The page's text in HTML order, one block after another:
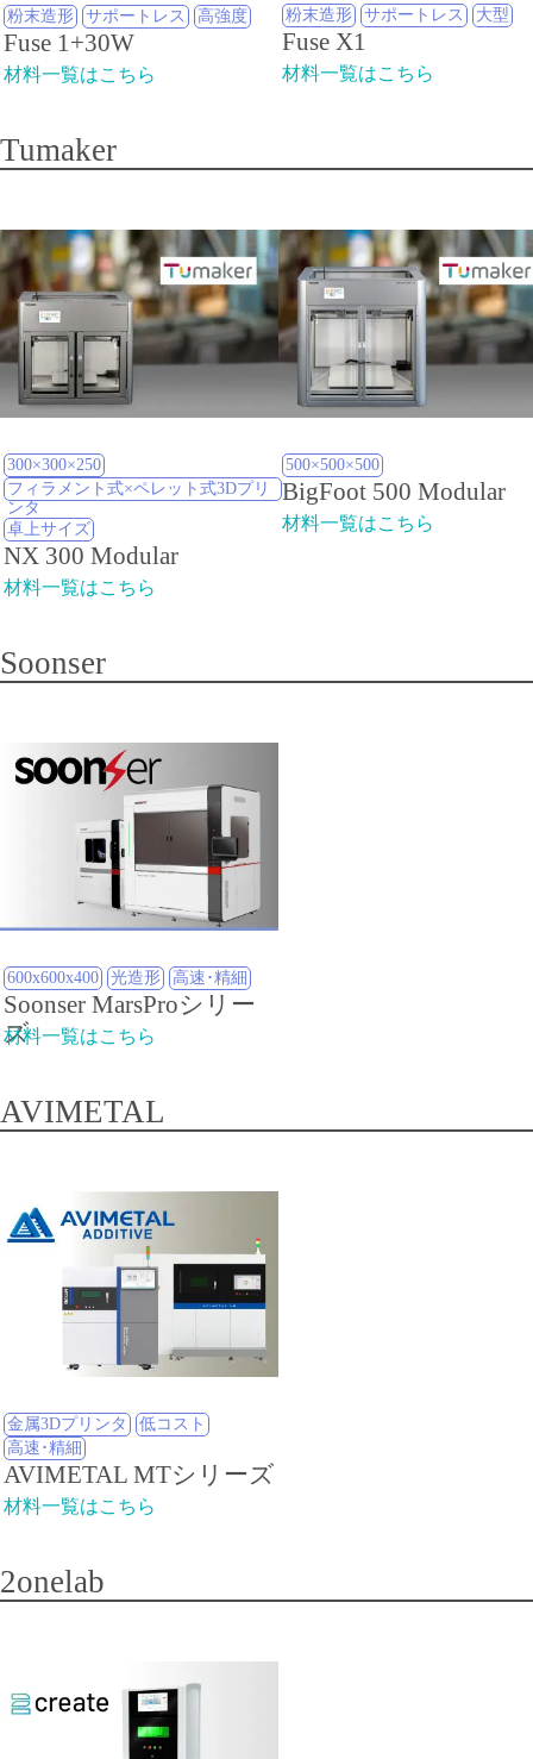
粉末造形 サポートレス 高強度
Fuse 1+30W
材料一覧はこちら
粉末造形 サポートレス 大型
Fuse X1
材料一覧はこちら
Tumaker
300×300×250
フィラメント式×ペレット式3Dプリ
ンタ
卓上サイズ
NX 300 Modular
材料一覧はこちら
500×500×500
BigFoot 500 Modular
材料一覧はこちら
Soonser
600x600x400 光造形 高速･精細
Soonser MarsProシリー
ズ
材料一覧はこちら
AVIMETAL
金属3Dプリンタ
低コスト
高速･精細
AVIMETAL MTシリーズ
材料一覧はこちら
2onelab